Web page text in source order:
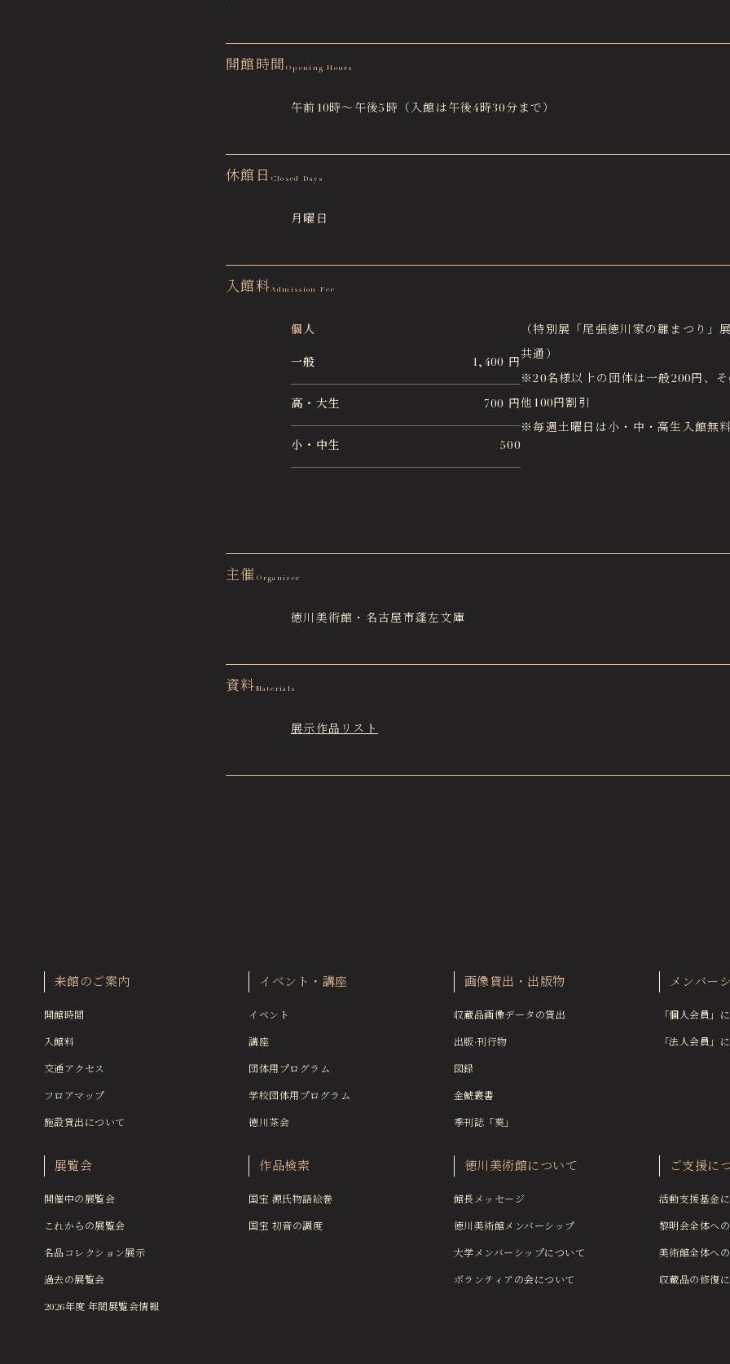
開館時間 Opening Hours
午前10時～午後5時（入館は午後4時30分まで）
休館日 Closed Days
月曜日
入館料Admission Fee
個人
一般 1,400 円
高・大生 700 円
小・中生 500
（特別展「尾張徳川家の雛まつり」
共通）
※20名様以上の団体は一般200円、そ
他100円割引
※毎週土曜日は小・中・高生入館無料
主催 Organizer
徳川美術館・名古屋市蓬左文庫
資料 Materials
展示作品リスト
来館のご案内
開館時間
入館料
交通アクセス
フロアマップ
施設貸出について
イベント・講座
イベント
講座
団体用プログラム
学校団体用プログラム
徳川茶会
画像貸出・出版物
収蔵品画像データの貸出
出版·刊行物
図録
金鯱叢書
季刊誌「葵」
メンバー
「個人会員」
「法人会員」
展覧会
開催中の展覧会
これからの展覧会
名品コレクション展示
過去の展覧会
2026年度 年間展覧会情報
作品検索
国宝 源氏物語絵巻
国宝 初音の調度
徳川美術館について
館長メッセージ
徳川美術館メンバーシップ
大学メンバーシップについて
ボランティアの会について
ご支援に
活動支援基金
黎明会全体へ
美術館全体へ
収蔵品の修復